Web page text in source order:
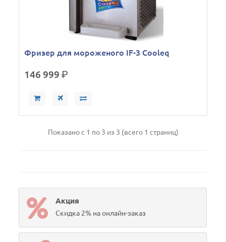
Фризер для мороженого IF-3 Cooleq
146 999р.
Показано с 1 по 3 из 3 (всего 1 страниц)
Акция
Скидка 2% на онлайн-заказ